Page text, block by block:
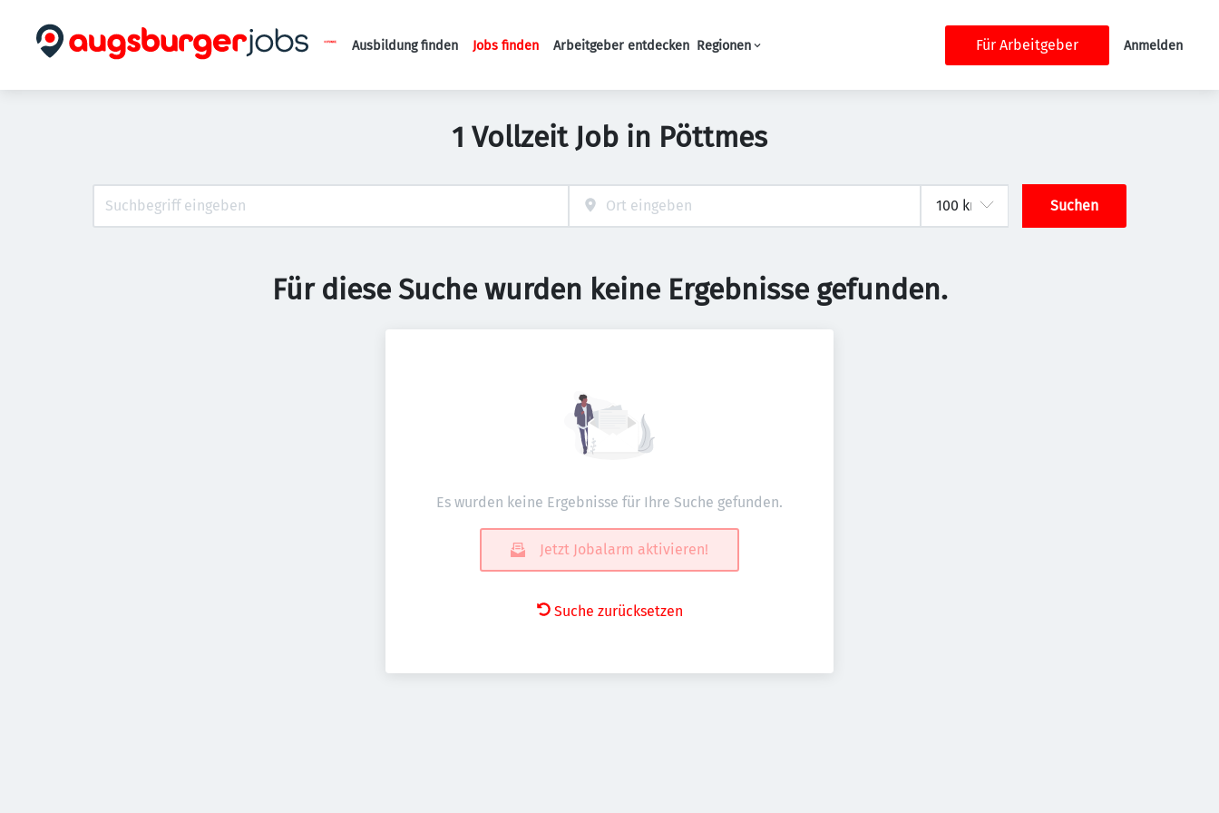
Haupt-Navigation
Ausbildung finden Jobs finden Arbeitgeber entdecken Regionen Für Arbeitgeber Anmelden
1 Vollzeit Job in Pöttmes
Suchen
Für diese Suche wurden keine Ergebnisse gefunden.
Es wurden keine Ergebnisse für Ihre Suche gefunden.
Jetzt Jobalarm aktivieren!
Suche zurücksetzen